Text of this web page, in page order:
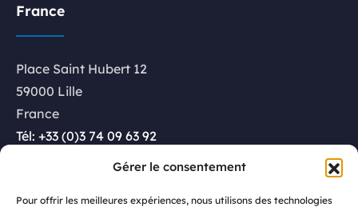
Gérer le consentement
Pour offrir les meilleures expériences, nous utilisons des technologies
France
Place Saint Hubert 12
59000 Lille
France
Tél: +33 (0)3 74 09 63 92